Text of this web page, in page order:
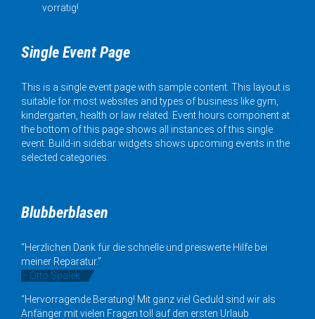
vorrätig!
Single Event Page
This is a single event page with sample content. This layout is
suitable for most websites and types of business like gym,
kindergarten, health or law related. Event hours component at
the bottom of this page shows all instances of this single
event. Build-in sidebar widgets shows upcoming events in the
selected categories.
Blubberblasen
“Herzlichen Dank für die schnelle und preiswerte Hilfe bei
meiner Reparatur.”
– Otto Spalek
“Hervorragende Beratung! Mit ganz viel Geduld sind wir als
Anfänger mit vielen Fragen toll auf den ersten Urlaub